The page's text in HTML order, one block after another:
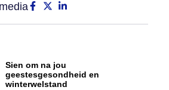
Sien om na jou
geestesgesondheid en
winterwelstand